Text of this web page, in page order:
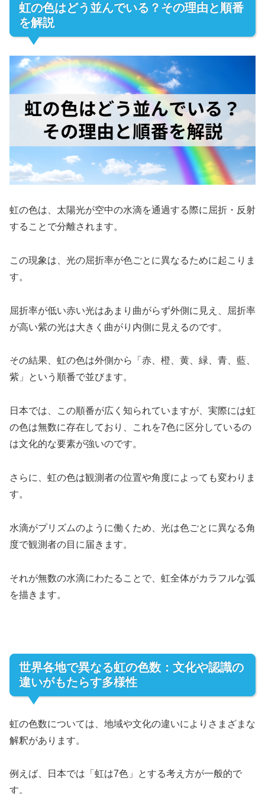
虹の色はどう並んでいる？その理由と順番
を解説
虹の色は、太陽光が空中の水滴を通過する際に屈折・反射
することで分離されます。
この現象は、光の屈折率が色ごとに異なるために起こりま
す。
屈折率が低い赤い光はあまり曲がらず外側に見え、屈折率
が高い紫の光は大きく曲がり内側に見えるのです。
その結果、虹の色は外側から「赤、橙、黄、緑、青、藍、
紫」という順番で並びます。
日本では、この順番が広く知られていますが、実際には虹
の色は無数に存在しており、これを7色に区分しているの
は文化的な要素が強いのです。
さらに、虹の色は観測者の位置や角度によっても変わりま
す。
水滴がプリズムのように働くため、光は色ごとに異なる角
度で観測者の目に届きます。
それが無数の水滴にわたることで、虹全体がカラフルな弧
を描きます。
世界各地で異なる虹の色数：文化や認識の
違いがもたらす多様性
虹の色数については、地域や文化の違いによりさまざまな
解釈があります。
例えば、日本では「虹は7色」とする考え方が一般的で
す。